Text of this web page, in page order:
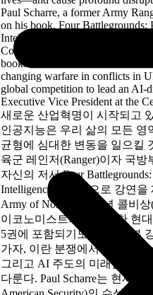
Paul Scharre, a former Army
on his book, Four
Intelligence. Dr. Scharre’s first
Colby Award and was named by
books to understand modern
changing warfare in conflicts in
global competition to lead an AI-
Executive Vice President at the
새로운 산업혁명이 시작되고
인공지능은 우리 삶의 모든 영
균형에 심대한 변동을 일으킬
육군 레인저(Ranger)이자 국방
자신의 저서 Four
Intelligence를 중심으로 강연을
Army of None은 2019년 콜비
이코노미스트지가 선정한 현
5권에 포함되기도 하였다. 본
가자, 이란 분쟁에서 전쟁의
그리고 AI 주도의 미래를 선
다룬다. Paul Scharre는 현재